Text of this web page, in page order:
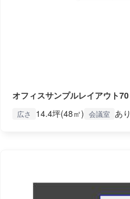
オフィスサンプルレイアウト70
広さ 14.4坪(48㎡) 会議室 あり